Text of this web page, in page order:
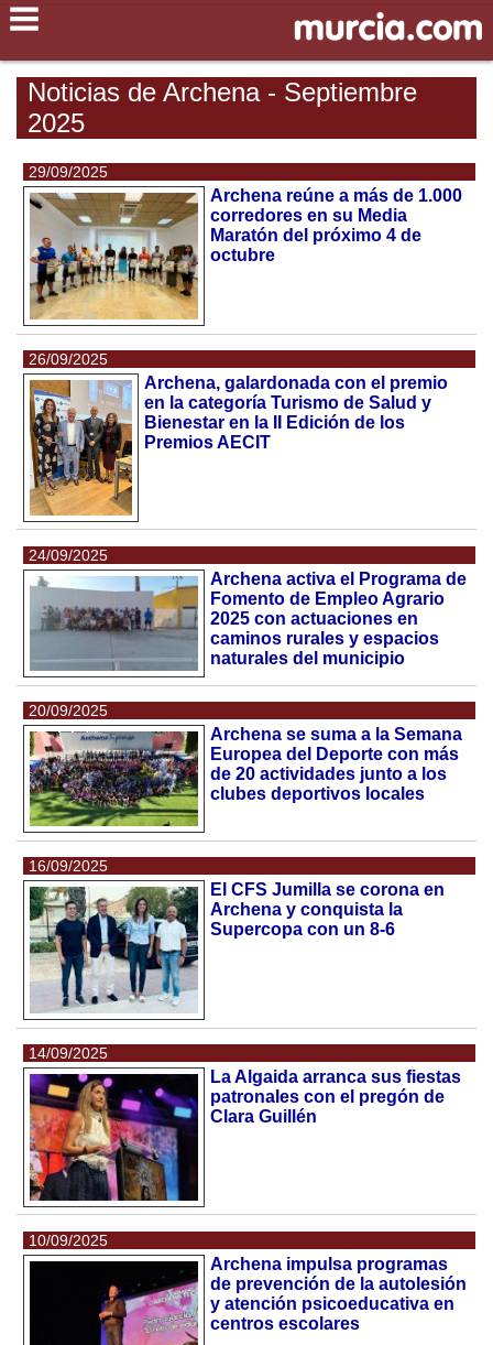
Noticias de Archena - Septiembre
2025
29/09/2025
Archena reúne a más de 1.000
corredores en su Media
Maratón del próximo 4 de
octubre
26/09/2025
Archena, galardonada con el premio
en la categoría Turismo de Salud y
Bienestar en la II Edición de los
Premios AECIT
24/09/2025
Archena activa el Programa de
Fomento de Empleo Agrario
2025 con actuaciones en
caminos rurales y espacios
naturales del municipio
20/09/2025
Archena se suma a la Semana
Europea del Deporte con más
de 20 actividades junto a los
clubes deportivos locales
16/09/2025
El CFS Jumilla se corona en
Archena y conquista la
Supercopa con un 8-6
14/09/2025
La Algaida arranca sus fiestas
patronales con el pregón de
Clara Guillén
10/09/2025
Archena impulsa programas
de prevención de la autolesión
y atención psicoeducativa en
centros escolares